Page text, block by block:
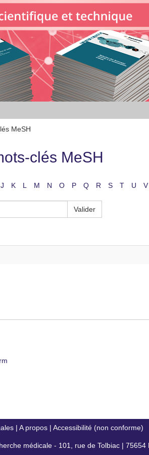
MeSH
clés MeSH
J K L M N O P Q R S T U V
Valider
| A propos| Accessibilité (non conforme)
médicale - 101, rue de Tolbiac | 75654